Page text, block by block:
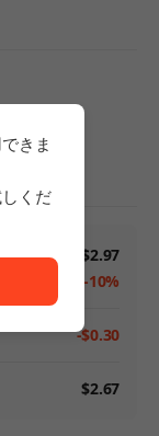
$2.97
-10%
-$0.30
$2.67
きま
くだ
きません。<br/>